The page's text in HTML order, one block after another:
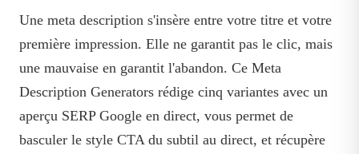
Une meta description s'insère entre votre titre et votre
première impression. Elle ne garantit pas le clic, mais
une mauvaise en garantit l'abandon. Ce Meta
Description Generators rédige cinq variantes avec un
aperçu SERP Google en direct, vous permet de
basculer le style CTA du subtil au direct, et récupère